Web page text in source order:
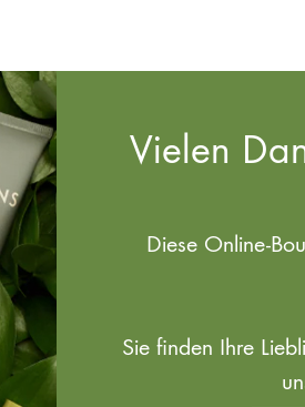
Vielen
Diese Online-
Sie finden Ihre